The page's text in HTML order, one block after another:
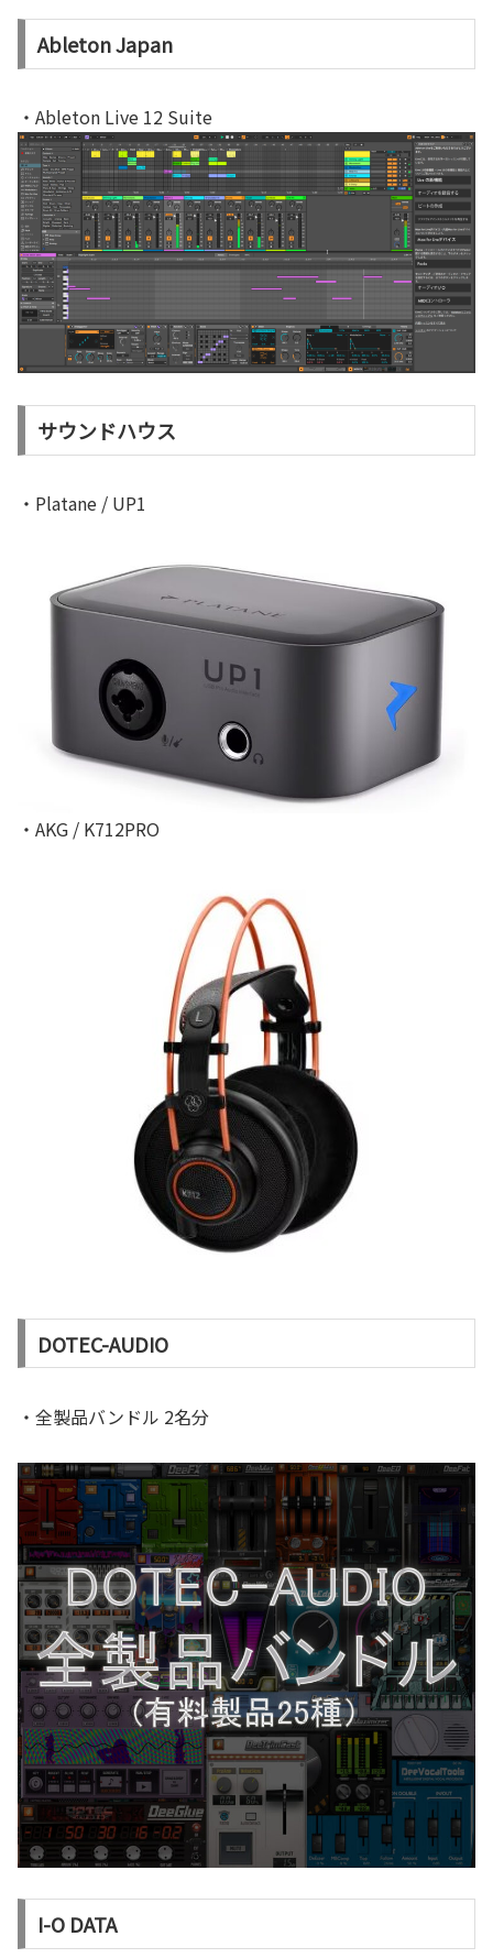
Ableton Japan
・Ableton Live 12 Suite
サウンドハウス
・Platane / UP1
・AKG / K712PRO
DOTEC-AUDIO
・全製品バンドル 2名分
I-O DATA